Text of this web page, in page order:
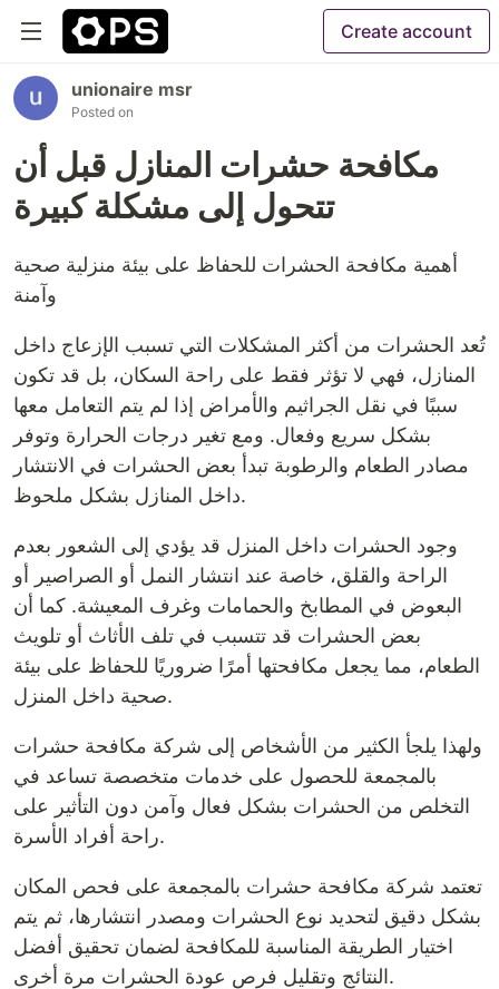
Create account
unionaire msr
Posted on
مكافحة حشرات المنازل قبل أن
تتحول إلى مشكلة كبيرة
أهمية مكافحة الحشرات للحفاظ على بيئة منزلية صحية
وآمنة
تُعد الحشرات من أكثر المشكلات التي تسبب الإزعاج داخل
المنازل، فهي لا تؤثر فقط على راحة السكان، بل قد تكون
سببًا في نقل الجراثيم والأمراض إذا لم يتم التعامل معها
بشكل سريع وفعال. ومع تغير درجات الحرارة وتوفر
مصادر الطعام والرطوبة تبدأ بعض الحشرات في الانتشار
داخل المنازل بشكل ملحوظ.
وجود الحشرات داخل المنزل قد يؤدي إلى الشعور بعدم
الراحة والقلق، خاصة عند انتشار النمل أو الصراصير أو
البعوض في المطابخ والحمامات وغرف المعيشة. كما أن
بعض الحشرات قد تتسبب في تلف الأثاث أو تلويث
الطعام، مما يجعل مكافحتها أمرًا ضروريًا للحفاظ على بيئة
صحية داخل المنزل.
ولهذا يلجأ الكثير من الأشخاص إلى شركة مكافحة حشرات
بالمجمعة للحصول على خدمات متخصصة تساعد في
التخلص من الحشرات بشكل فعال وآمن دون التأثير على
راحة أفراد الأسرة.
تعتمد شركة مكافحة حشرات بالمجمعة على فحص المكان
بشكل دقيق لتحديد نوع الحشرات ومصدر انتشارها، ثم يتم
اختيار الطريقة المناسبة للمكافحة لضمان تحقيق أفضل
النتائج وتقليل فرص عودة الحشرات مرة أخرى.